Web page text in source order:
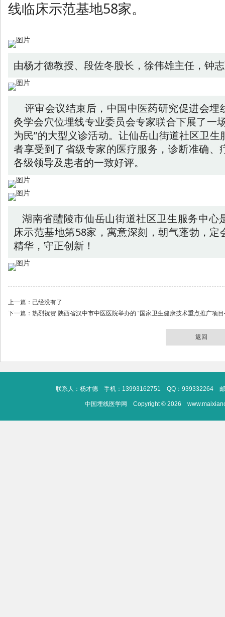
线临床示范基地58家。
由杨才德教授、段佐冬股长，徐伟雄主任，钟
评审会议结束后，中国中医药研究促进会埋
灸学会穴位埋线专业委员会专家联合下展了一
为民”的大型义诊活动。让仙岳山街道社区卫生
者享受到了省级专家的医疗服务，诊断准确、
各级领导及患者的一致好评。
湖南省醴陵市仙岳山街道社区卫生服务中心
床示范基地第58家，寓意深刻，朝气蓬勃，定
精华，守正创新！
上一篇：已经没有了
下一篇： 热烈祝贺 陕西省汉中市中医医院举办的 “国家卫生健康技术重点推广项
返回
联系人：杨才德 手机：13993162751 QQ：939332264
中国埋线医学网 Copyright © 2026